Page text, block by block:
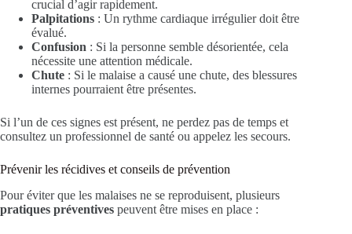
crucial d’agir rapidement.
Palpitations : Un rythme cardiaque irrégulier doit être
évalué.
Confusion : Si la personne semble désorientée, cela
nécessite une attention médicale.
Chute : Si le malaise a causé une chute, des blessures
internes pourraient être présentes.
Si l’un de ces signes est présent, ne perdez pas de temps et
consultez un professionnel de santé ou appelez les secours.
Prévenir les récidives et conseils de prévention
Pour éviter que les malaises ne se reproduisent, plusieurs
pratiques préventives peuvent être mises en place :